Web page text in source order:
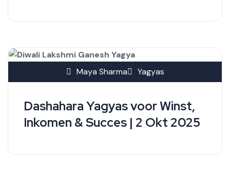
Dashahara Yagyas voor Winst,
Inkomen & Succes | 2 Okt 2025
Maya Sharma Yagyas